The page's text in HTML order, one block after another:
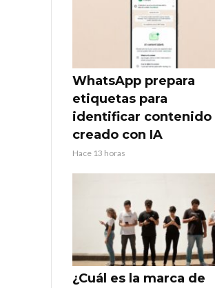
WhatsApp prepara
etiquetas para
identificar contenido
creado con IA
Hace 13 horas
¿Cuál es la marca de